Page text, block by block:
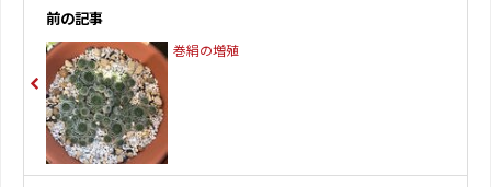
前の記事
巻絹の増殖